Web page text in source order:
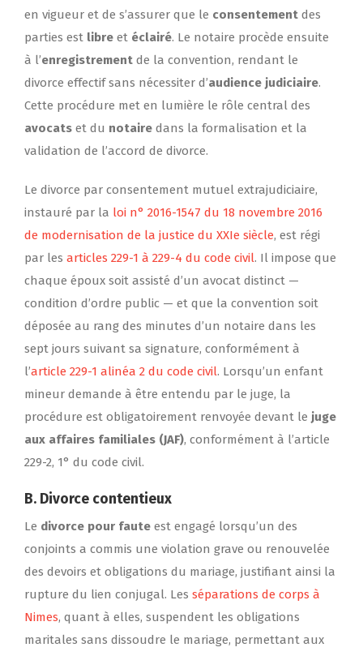
en vigueur et de s’assurer que le consentement des
parties est libre et éclairé. Le notaire procède ensuite
à l’enregistrement de la convention, rendant le
divorce effectif sans nécessiter d’audience judiciaire.
Cette procédure met en lumière le rôle central des
avocats et du notaire dans la formalisation et la
validation de l’accord de divorce.
Le divorce par consentement mutuel extrajudiciaire,
instauré par la loi n° 2016-1547 du 18 novembre 2016
de modernisation de la justice du XXIe siècle, est régi
par les articles 229-1 à 229-4 du code civil. Il impose que
chaque époux soit assisté d’un avocat distinct —
condition d’ordre public — et que la convention soit
déposée au rang des minutes d’un notaire dans les
sept jours suivant sa signature, conformément à
l’article 229-1 alinéa 2 du code civil. Lorsqu’un enfant
mineur demande à être entendu par le juge, la
procédure est obligatoirement renvoyée devant le juge
aux affaires familiales (JAF), conformément à l’article
229-2, 1° du code civil.
B. Divorce contentieux
Le divorce pour faute est engagé lorsqu’un des
conjoints a commis une violation grave ou renouvelée
des devoirs et obligations du mariage, justifiant ainsi la
rupture du lien conjugal. Les séparations de corps à
Nimes, quant à elles, suspendent les obligations
maritales sans dissoudre le mariage, permettant aux